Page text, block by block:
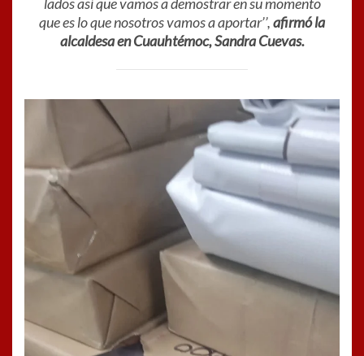
lados así que vamos a demostrar en su momento
que es lo que nosotros vamos a aportar’’,afirmó la
alcaldesa en Cuauhtémoc, Sandra Cuevas.